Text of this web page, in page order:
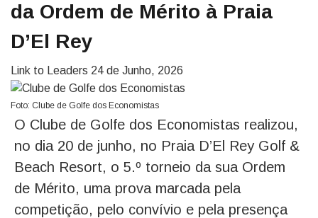
da Ordem de Mérito à Praia
D’El Rey
Link to Leaders 24 de Junho, 2026
Foto: Clube de Golfe dos Economistas
O Clube de Golfe dos Economistas realizou,
no dia 20 de junho, no Praia D’El Rey Golf &
Beach Resort, o 5.º torneio da sua Ordem
de Mérito, uma prova marcada pela
competição, pelo convívio e pela presença